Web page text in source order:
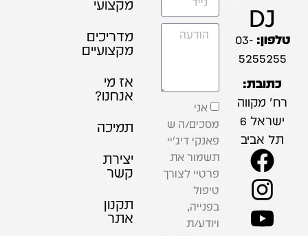
DJ
טלפון: 03-
5255255
כתובת:
רח' מקווה
ישראל 6
תל אביב
אני
מסכים/ה ש
פאנקי דיג'יי
תשמור את
פרטיי לצורך
טיפול
בפנייה,
ויודע/ת
מקצועי
מדריכים
מקצועיים
אז מי
אנחנו?
תמיכה
יצירת
קשר
תקנון
אתר